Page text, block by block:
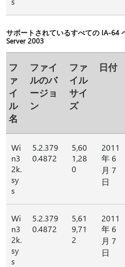
サポートされているすべての IA-64
Server 2003
フ
ァ
イ
ル
名
ファイ
ルのバ
ージョ
ン
ファ
イル
サイ
ズ
日付
Wi
n3
2k.
sy
s
5.2.379
0.4872
5,60
1,28
0
2011
年 6
月 7
日
Wi
n3
2k.
sy
s
5.2.379
0.4872
5,61
9,71
2
2011
年 6
月 7
日